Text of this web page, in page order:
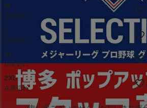
M
在庫切れ
L
在庫切れ
XL
在庫切れ
2XL
在庫切れ